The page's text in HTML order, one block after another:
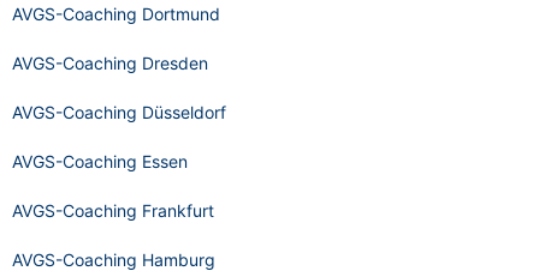
AVGS-Coaching Dortmund
AVGS-Coaching Dresden
AVGS-Coaching Düsseldorf
AVGS-Coaching Essen
AVGS-Coaching Frankfurt
AVGS-Coaching Hamburg